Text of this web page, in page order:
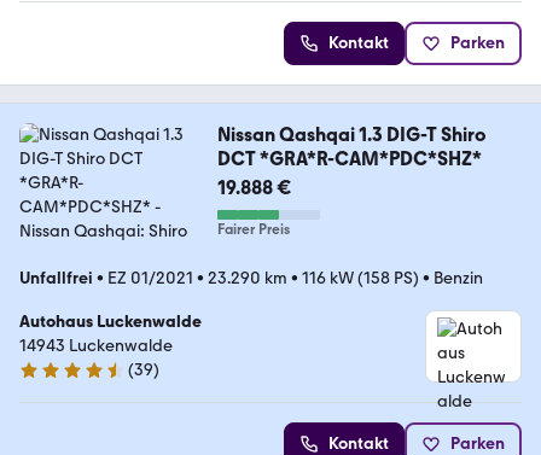
Kontakt Parken
Nissan Qashqai 1.3 DIG-T Shiro
DCT *GRA*R-CAM*PDC*SHZ*
19.888 €
Fairer Preis
Unfallfrei • EZ 01/2021 • 23.290 km • 116 kW (158 PS) • Benzin
Autohaus Luckenwalde
14943 Luckenwalde
4.7 Sterne
(39)
Kontakt Parken